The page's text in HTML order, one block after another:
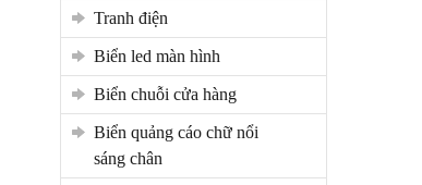
tranh điện
biển led màn hình
biển chuỗi cửa hàng
biển quảng cáo chữ nổi
sáng chân